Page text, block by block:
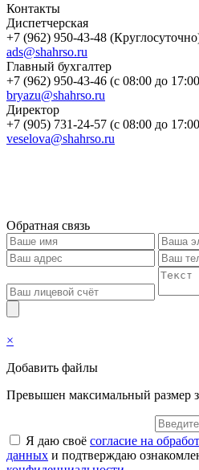
Контакты
Диспетчерская
+7 (962) 950-43-48
ads@shahrso.ru
Главный бухгалтер
+7 (962) 950-43-46 (с 08:00 до
bryazu@shahrso.ru
Директор
+7 (905) 731-24-57 (с 08:00 до
veselova@shahrso.ru
Обратная связь
×
Добавить файлы
Превышен максимальный размер
Я даю своё согласие на
данных и подтверждаю